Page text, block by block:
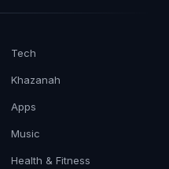
Tech
Khazanah
Apps
Music
Health & Fitness